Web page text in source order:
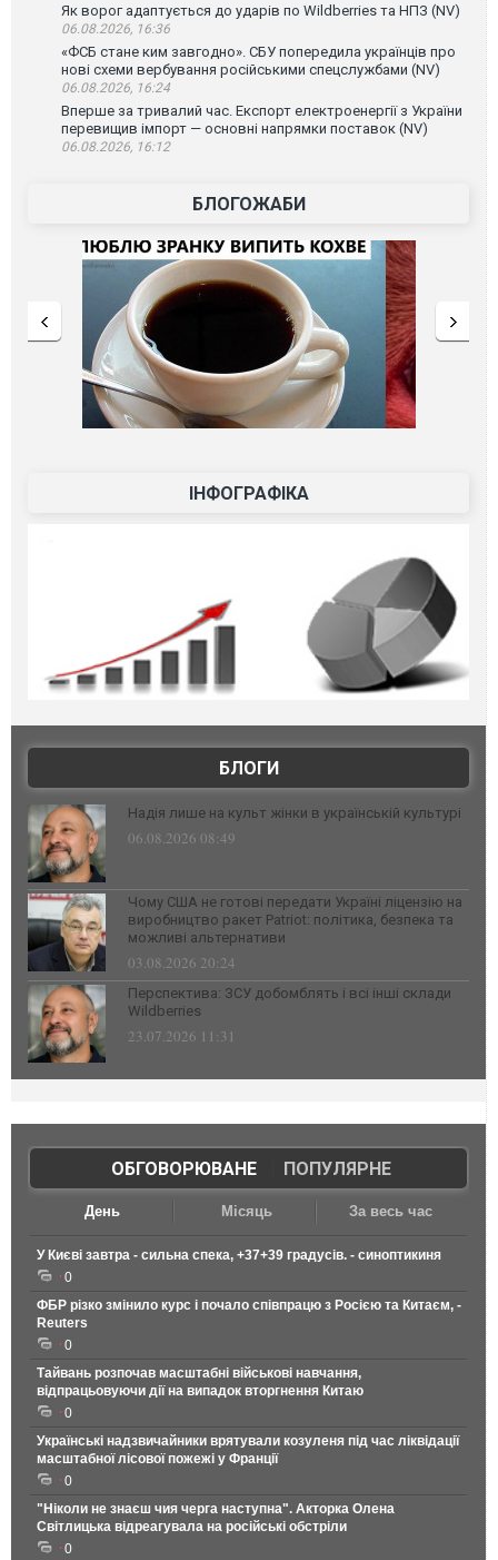
Як ворог адаптується до ударів по Wildberries та НПЗ (NV)
06.08.2026, 16:36
«ФСБ стане ким завгодно». СБУ попередила українців про
нові схеми вербування російськими спецслужбами (NV)
06.08.2026, 16:24
Вперше за тривалий час. Експорт електроенергії з України
перевищив імпорт — основні напрямки поставок (NV)
06.08.2026, 16:12
БЛОГОЖАБИ
ІНФОГРАФІКА
БЛОГИ
Надія лише на культ жінки в українській культурі
06.08.2026 08:49
Чому США не готові передати Україні ліцензію на
виробництво ракет Patriot: політика, безпека та
можливі альтернативи
03.08.2026 20:24
Перспектива: ЗСУ добомблять і всі інші склади
Wildberries
23.07.2026 11:31
ОБГОВОРЮВАНЕ| ПОПУЛЯРНЕ
День Місяць За весь час
У Києві завтра - сильна спека, +37+39 градусів. - синоптикиня
0
ФБР різко змінило курс і почало співпрацю з Росією та Китаєм, -
Reuters
0
Тайвань розпочав масштабні військові навчання,
відпрацьовуючи дії на випадок вторгнення Китаю
0
Українські надзвичайники врятували козуленя під час ліквідації
масштабної лісової пожежі у Франції
0
"Ніколи не знаєш чия черга наступна". Акторка Олена
Світлицька відреагувала на російські обстріли
0